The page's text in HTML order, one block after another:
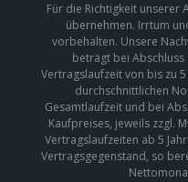
Für die Richtigkeit unserer
übernehmen. Irrtum
vorbehalten. Unsere
beträgt bei
Vertragslaufzeit von bis zu
durchschnittlichen
Gesamtlaufzeit und bei
Kaufpreises, jeweils zzgl.
Vertragslaufzeiten ab 5
Vertragsgegenstand, so